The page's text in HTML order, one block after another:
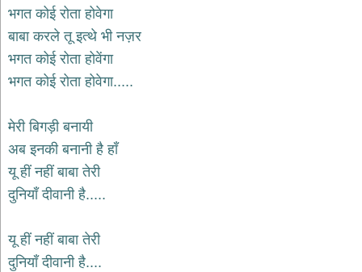
shani
dev
आज
का
the
भजन
जोड़ें
add
भगत कोई रोता होवेगा
बाबा करले तू इत्थे भी नज़र
भगत कोई रोता होवेंगा
भगत कोई रोता होवेगा.....
मेरी बिगड़ी बनायी
अब इनकी बनानी है हाँ
यू हीं नहीं बाबा तेरी
दुनियाँ दीवानी है.....
यू हीं नहीं बाबा तेरी
दुनियाँ दीवानी है....